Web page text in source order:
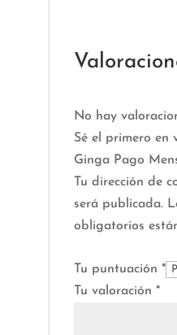
No hay
Sé el primero en
Ginga Pago
Tu dirección de
será publicada.
obligatorios
Tu puntuación *
Tu valoración *